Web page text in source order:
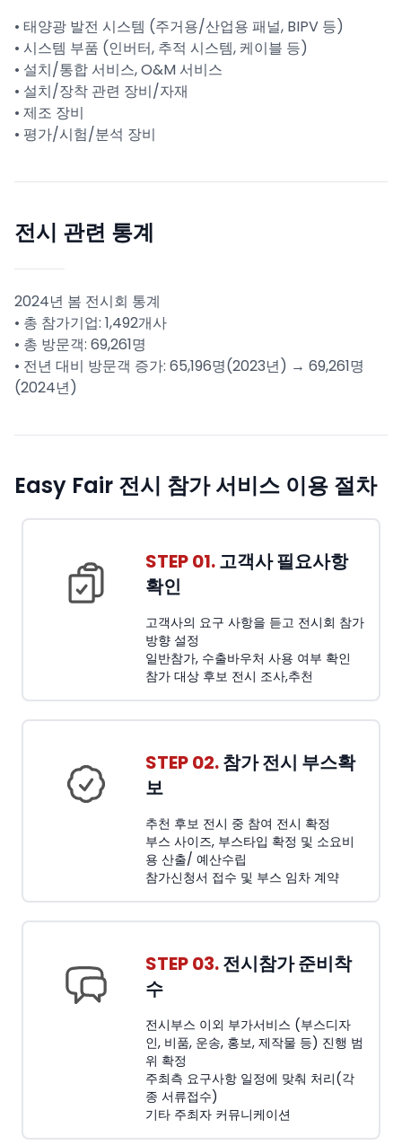
• 태양광 발전 시스템 (주거용/산업용 패널, BIPV 등)
• 시스템 부품 (인버터, 추적 시스템, 케이블 등)
• 설치/통합 서비스, O&M 서비스
• 설치/장착 관련 장비/자재
• 제조 장비
• 평가/시험/분석 장비
전시 관련 통계
2024년 봄 전시회 통계
• 총 참가기업: 1,492개사
• 총 방문객: 69,261명
• 전년 대비 방문객 증가: 65,196명(2023년) → 69,261명
(2024년)
Easy Fair 전시 참가 서비스 이용 절차
STEP 01.고객사 필요사항
확인
고객사의 요구 사항을 듣고 전시회 참가
방향 설정
일반참가, 수출바우처 사용 여부 확인
참가 대상 후보 전시 조사,추천
STEP 02.참가 전시 부스확
보
추천 후보 전시 중 참여 전시 확정
부스 사이즈, 부스타입 확정 및 소요비
용 산출/ 예산수립
참가신청서 접수 및 부스 임차 계약
STEP 03.전시참가 준비착
수
전시부스 이외 부가서비스 (부스디자
인, 비품, 운송, 홍보, 제작물 등) 진행 범
위 확정
주최측 요구사항 일정에 맞춰 처리(각
종 서류접수)
기타 주최자 커뮤니케이션